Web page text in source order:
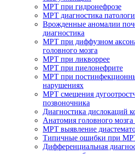
МРТ при гидронефрозе
МРТ диагностика
Врожденные аномалии
диагностика
МРТ при диффузном
головного мозга
МРТ при ликворрее
МРТ при пиелонефрите
МРТ при
нарушениях
МРТ смещения
позвоночника
Диагностика дислокаций
Анатомия головного
МРТ выявление
Типичные ошибки при МРТ
Дифференциальная